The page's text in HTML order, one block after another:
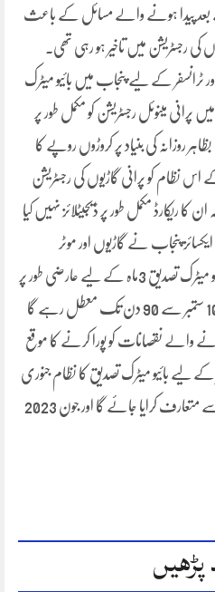
پیدا ہونے والے مسائل کے باعث
رجسٹریشن میں تاخیر ہو رہی تھی۔
ٹرانسفر کے لیے پنجاب میں بائیو میٹرک
نظام کے آغاز کے بعد اپریل 2022 میں پرانی مینوئل رجسٹریشن کو مکمل طور پر
روزانہ کی بنیاد پر کروڑوں روپے کا
اس نظام کو پرانی گاڑیوں کی رجسٹریشن
ان کا ریکارڈ مکمل طور پر ڈیجیٹلائز نہیں کیا
پنجاب نے گاڑیوں اور موٹر
سائیکلوں کی رجسٹریشن اور ٹرانسفر کی بائیو میٹرک تصدیق 3ماہ کے لیے عارضی طور پر
معطل کر دی ہے۔بائیو میٹرک سسٹم 10 ستمبر سے 90 دن تک معطل رہے گا
والے نقصانات کو پورا کرنے کا موقع
کے لیے بائیو میٹرک تصدیق کا نظام جنوری
2023 سے مرحلہ وار 3ماہ بعد دوبارہ سے متعارف کرایا جائے گا اور جون 2023